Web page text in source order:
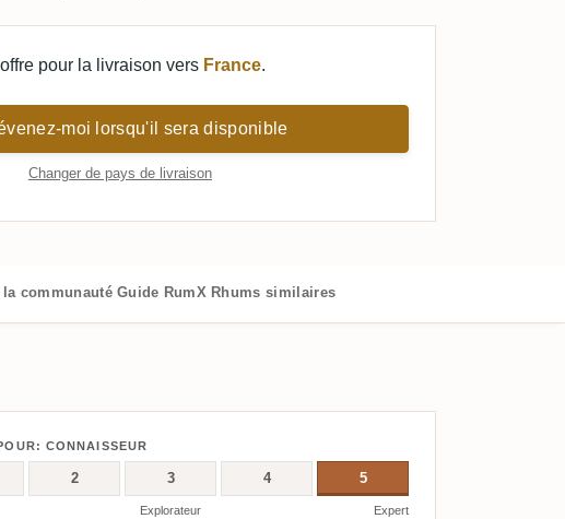
pour la livraison vers France.
moi lorsqu'il sera disponible
Changer de pays de livraison
communauté Guide RumX Rhums similaires
CONNAISSEUR
2 3 4 5
Explorateur Expert